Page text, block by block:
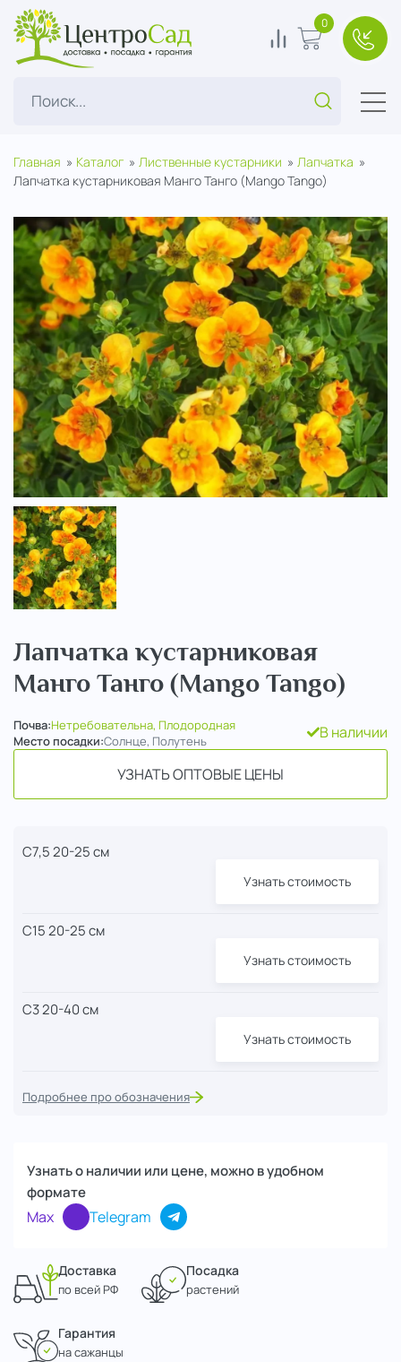
ЦентроСад
Поиск...
0 В корзину
0
Главная Каталог Лиственные кустарники
Лапчатка
Лапчатка кустарниковая Манго Танго (Mango Tango)
Лапчатка кустарниковая
Манго Танго (Mango Tango)
Почва:Нетребовательна, Плодородная
Место посадки:Солнце, Полутень В наличии
УЗНАТЬ ОПТОВЫЕ ЦЕНЫ
С7,5 20-25 см
Узнать стоимость
С15 20-25 см
Узнать стоимость
С3 20-40 см
Узнать стоимость
Подробнее про обозначения
Узнать о наличии или цене, можно в удобном
формате
Max Telegram
Доставка
по всей РФ
Посадка
растений
Гарантия
на сажанцы